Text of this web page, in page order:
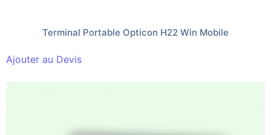
Terminal Portable Opticon H22 Win Mobile
Ajouter au Devis